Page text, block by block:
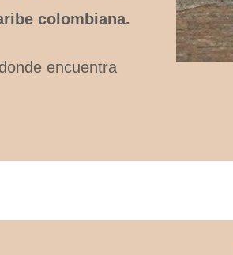
colombiana.
encuentra